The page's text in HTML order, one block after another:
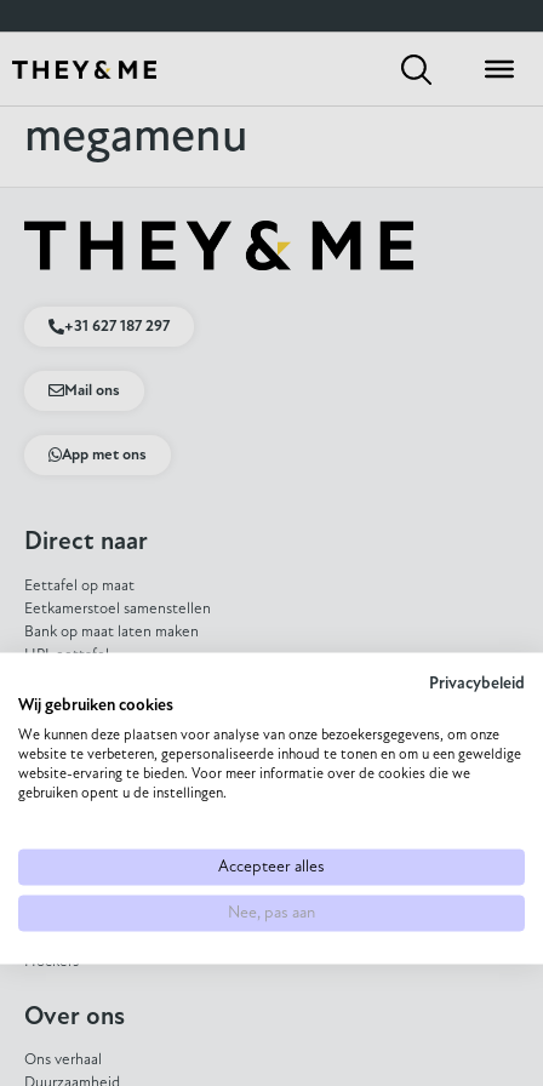
megamenu
+31 627 187 297
Mail ons
App met ons
Direct naar
Eettafel op maat
Eetkamerstoel samenstellen
Bank op maat laten maken
HPL eettafel
Eiken eettafel
Eetkamerbank op maat
Collectie
Bijzettafels
Eetkamerstoelen
Hockers
Over ons
Ons verhaal
Privacybeleid
Wij gebruiken cookies
We kunnen deze plaatsen voor analyse van onze bezoekersgegevens, om onze
website te verbeteren, gepersonaliseerde inhoud te tonen en om u een geweldige
website-ervaring te bieden. Voor meer informatie over de cookies die we
gebruiken opent u de instellingen.
Accepteer alles
Nee, pas aan